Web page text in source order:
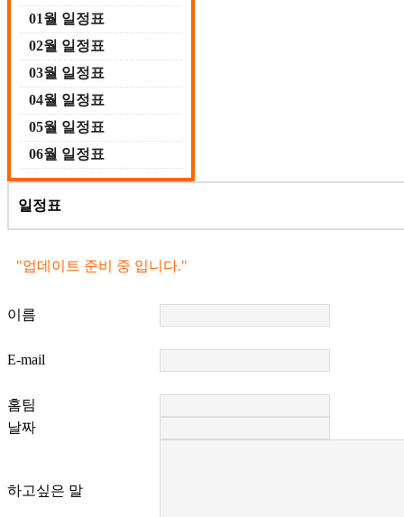
01월 일정표
02월 일정표
03월 일정표
04월 일정표
05월 일정표
06월 일정표
일정표
"업데이트 준비 중 입니다."
이름
E-mail
홈팀
날짜
하고싶은 말